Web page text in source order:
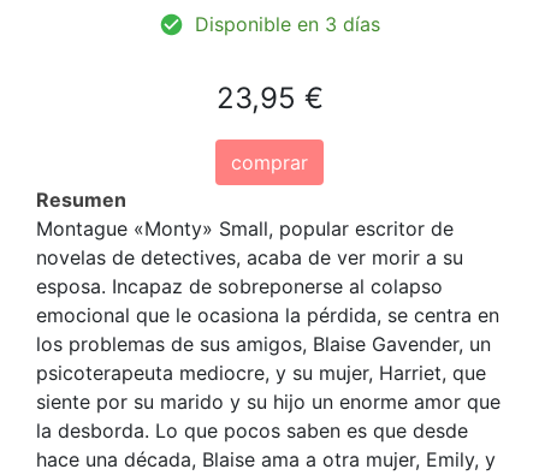
Disponible en 3 días
23,95 €
comprar
Resumen
Montague «Monty» Small, popular escritor de
novelas de detectives, acaba de ver morir a su
esposa. Incapaz de sobreponerse al colapso
emocional que le ocasiona la pérdida, se centra en
los problemas de sus amigos, Blaise Gavender, un
psicoterapeuta mediocre, y su mujer, Harriet, que
siente por su marido y su hijo un enorme amor que
la desborda. Lo que pocos saben es que desde
hace una década, Blaise ama a otra mujer, Emily, y